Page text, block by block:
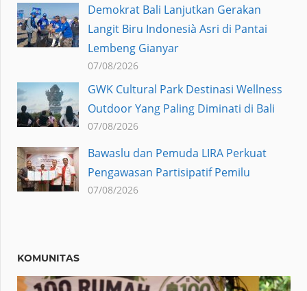
Demokrat Bali Lanjutkan Gerakan
Langit Biru Indonesià Asri di Pantai
Lembeng Gianyar
07/08/2026
GWK Cultural Park Destinasi Wellness
Outdoor Yang Paling Diminati di Bali
07/08/2026
Bawaslu dan Pemuda LIRA Perkuat
Pengawasan Partisipatif Pemilu
07/08/2026
KOMUNITAS